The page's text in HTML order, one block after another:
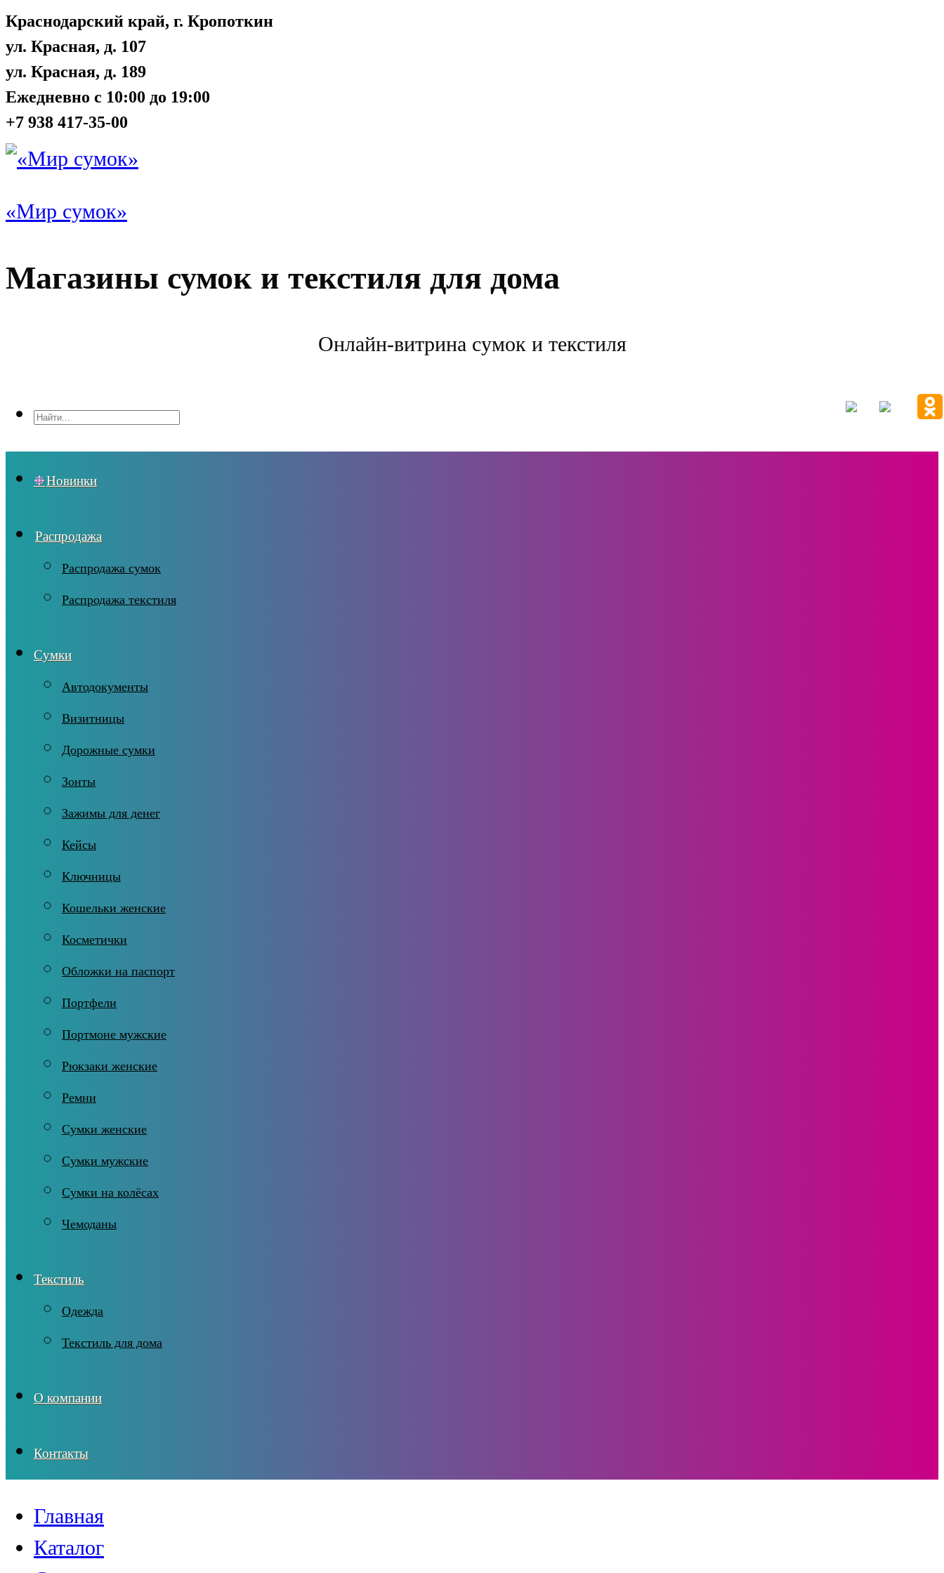
Краснодарский край, г. Кропоткин
ул. Красная, д. 107
ул. Красная, д. 189
Ежедневно с 10:00 до 19:00
+7 938 417-35-00
«Мир сумок»
Магазины сумок и текстиля для дома
Онлайн-витрина сумок и текстиля
Новинки
Распродажа
Распродажа сумок
Распродажа текстиля
Сумки
Автодокументы
Визитницы
Дорожные сумки
Зонты
Зажимы для денег
Кейсы
Ключницы
Кошельки женские
Косметички
Обложки на паспорт
Портфели
Портмоне мужские
Рюкзаки женские
Ремни
Сумки женские
Сумки мужские
Сумки на колёсах
Чемоданы
Текстиль
Одежда
Текстиль для дома
О компании
Контакты
Главная
Каталог